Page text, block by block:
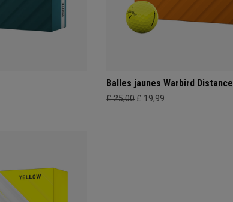
Balles jaunes Warbird
£ 25,00 £ 19,99